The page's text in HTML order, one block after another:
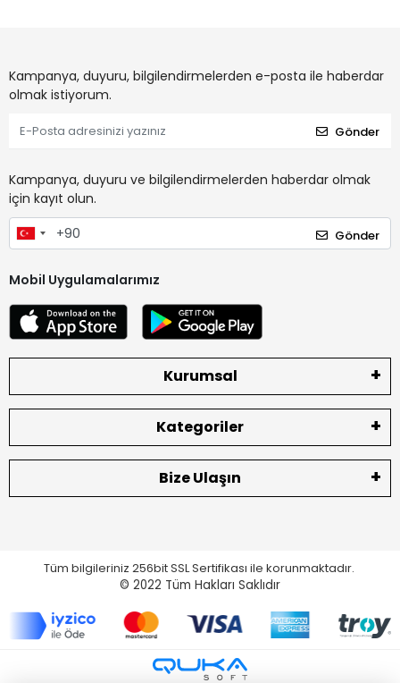
Kampanya, duyuru, bilgilendirmelerden e-posta ile haberdar
olmak istiyorum.
Gönder
Kampanya, duyuru ve bilgilendirmelerden haberdar olmak
için kayıt olun.
Gönder
Mobil Uygulamalarımız
Kurumsal
Kategoriler
Bize Ulaşın
Tüm bilgileriniz 256bit SSL Sertifikası ile korunmaktadır.
© 2022 Tüm Hakları Saklıdır